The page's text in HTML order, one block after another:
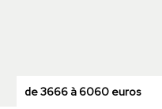
de 3666 à 6060 euros